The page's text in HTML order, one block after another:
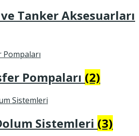
Tanker Aksesuarları
Pompaları (2)
Sistemleri (3)